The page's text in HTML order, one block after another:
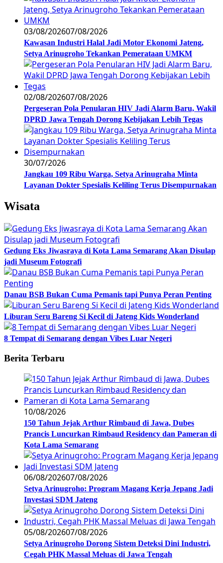
03/08/202607/08/2026
Kawasan Industri Halal Jadi Motor Ekonomi Jateng,
Setya Arinugroho Tekankan Pemerataan UMKM
02/08/202607/08/2026
Pergeseran Pola Penularan HIV Jadi Alarm Baru, Wakil
DPRD Jawa Tengah Dorong Kebijakan Lebih Tegas
30/07/2026
Jangkau 109 Ribu Warga, Setya Arinugraha Minta
Layanan Dokter Spesialis Keliling Terus Disempurnakan
Wisata
Gedung Eks Jiwasraya di Kota Lama Semarang Akan Disulap
jadi Museum Fotografi
Danau BSB Bukan Cuma Pemanis tapi Punya Peran Penting
Liburan Seru Bareng Si Kecil di Jateng Kids Wonderland
8 Tempat di Semarang dengan Vibes Luar Negeri
Berita Terbaru
10/08/2026
150 Tahun Jejak Arthur Rimbaud di Jawa, Dubes
Prancis Luncurkan Rimbaud Residency dan Pameran di
Kota Lama Semarang
06/08/202607/08/2026
Setya Arinugroho: Program Magang Kerja Jepang Jadi
Investasi SDM Jateng
05/08/202607/08/2026
Setya Arinugroho Dorong Sistem Deteksi Dini Industri,
Cegah PHK Massal Meluas di Jawa Tengah